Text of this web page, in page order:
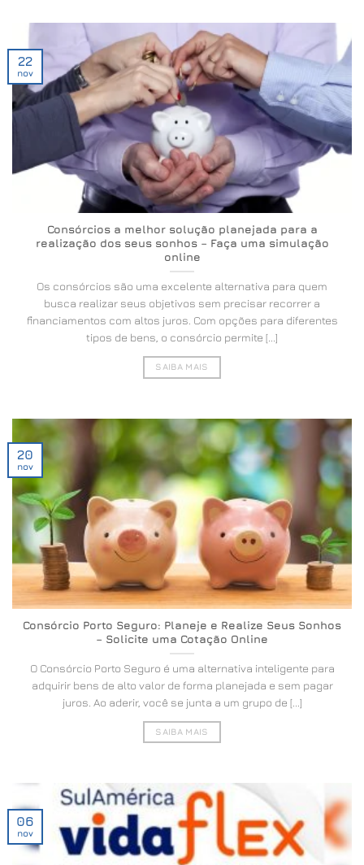
Consórcios a melhor solução planejada para a
realização dos seus sonhos – Faça uma simulação
online
Os consórcios são uma excelente alternativa para quem
busca realizar seus objetivos sem precisar recorrer a
financiamentos com altos juros. Com opções para diferentes
tipos de bens, o consórcio permite [...]
SAIBA MAIS
22
nov
Consórcio Porto Seguro: Planeje e Realize Seus Sonhos
– Solicite uma Cotação Online
O Consórcio Porto Seguro é uma alternativa inteligente para
adquirir bens de alto valor de forma planejada e sem pagar
juros. Ao aderir, você se junta a um grupo de [...]
SAIBA MAIS
20
nov
06
nov